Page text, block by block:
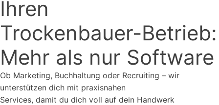
Ihren
Trockenbauer-Betrieb:
Mehr als nur Software
Ob Marketing, Buchhaltung oder Recruiting – wir
unterstützen dich mit praxisnahen
Services, damit du dich voll auf dein Handwerk